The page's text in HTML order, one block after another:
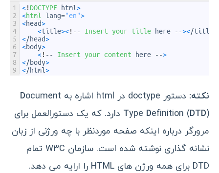
1
2
3
4
5
6
7
8
9
<! DOCTYPE html>
<html lang="en">
<head>
<title><! -- Insert your title here --></title
</head>
<body>
<! -- Insert your content here -->
</body>
</html>
نکته: دستور doctype در html اشاره به Document
Type Definition (DTD
) دارد. که یک دستورالعمل برای
مرورگر درباره اینکه صفحه موردنظر با چه ورژنی از زبان
نشانه گذاری نوشته شده است. سازمان W3C تمام
DTD برای همه ورژن های HTML را ارایه می دهد.